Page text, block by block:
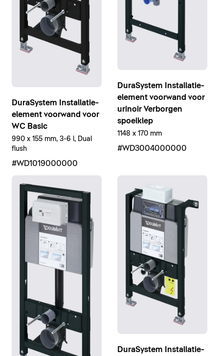
DuraSystem Installatie-
element voorwand voor
WC Basic
990 x 155 mm, 3-6 l, Dual
flush
#WD1019000000
DuraSystem Installatie-
element voorwand voor
urinoir Verborgen
spoelklep
1148 x 170 mm
#WD3004000000
DuraSystem Installatie-